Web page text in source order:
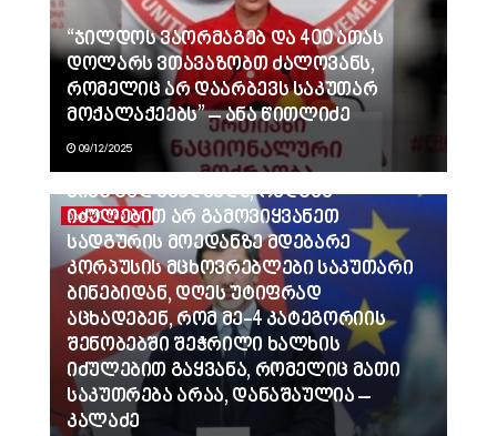
“ჯილდოს ვაორმაგებ და 400 ათას
დოლარს ვთავაზობთ ძალოვანს,
რომელიც არ დაარბევს საკუთარ
მოქალაქეებს” – ანა წითლიძე
09/12/2025
ᲐᲮᲐᲚᲘ ᲐᲛᲑᲔᲑᲘ
ვინც გვლანძღავდა, რადგან
იძულებით არ გამოვიყვანეთ
სადგურის მოედანზე მდებარე
კორპუსის მცხოვრებლები საკუთარი
ბინებიდან, დღეს უტიფრად
აცხადებენ, რომ მე-4 კატეგორიის
შენობებში შეჭრილი ხალხის
იძულებით გაყვანა, რომელიც მათი
საკუთრება არაა, დანაშაულია –
კალაძე